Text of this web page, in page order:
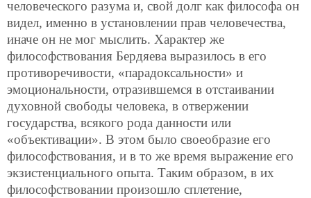
человеческого разума и, свой долг как философа он
видел, именно в установлении прав человечества,
иначе он не мог мыслить. Характер же
философствования Бердяева выразилось в его
противоречивости, «парадоксальности» и
эмоциональности, отразившемся в отстаивании
духовной свободы человека, в отвержении
государства, всякого рода данности или
«объективации». В этом было своеобразие его
философствования, и в то же время выражение его
экзистенциального опыта. Таким образом, в их
философствовании произошло сплетение,